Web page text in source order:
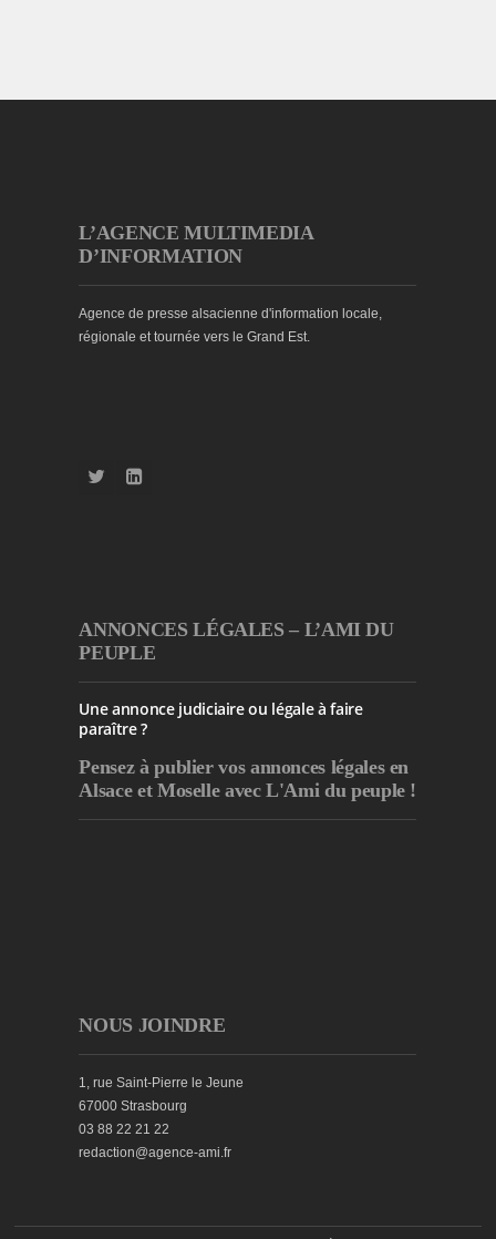
L’AGENCE MULTIMEDIA
D’INFORMATION
Agence de presse alsacienne d'information locale,
régionale et tournée vers le Grand Est.
ANNONCES LÉGALES – L’AMI DU
PEUPLE
Une annonce judiciaire ou légale à faire
paraître ?
Pensez à publiervos annonces légales en
Alsace et Moselle avec L'Ami du peuple !
NOUS JOINDRE
1, rue Saint-Pierre le Jeune
67000 Strasbourg
03 88 22 21 22
redaction@agence-ami.fr